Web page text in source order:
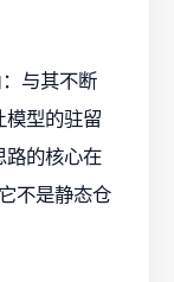
与其不断
型的驻留
路的核心在
不是静态仓